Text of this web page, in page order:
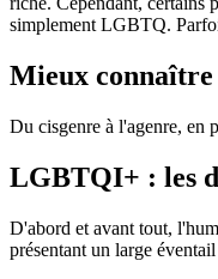
simplement LGBTQ.
Mieux
Du cisgenre à l'agenre, en
LGBTQI+ : les
D'abord et avant tout,
présentant un large